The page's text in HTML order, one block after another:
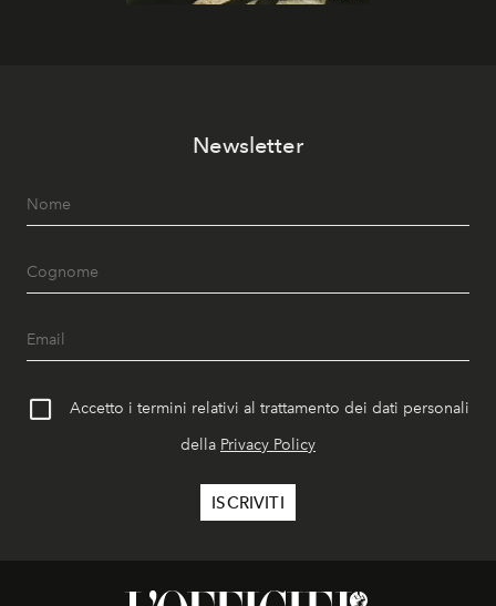
Newsletter
Accetto i termini relativi al trattamento dei dati personali
della Privacy Policy